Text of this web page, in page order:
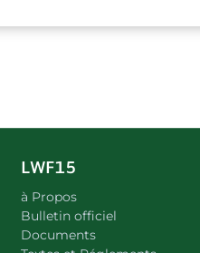
LWF15
à Propos
Bulletin officiel
Documents